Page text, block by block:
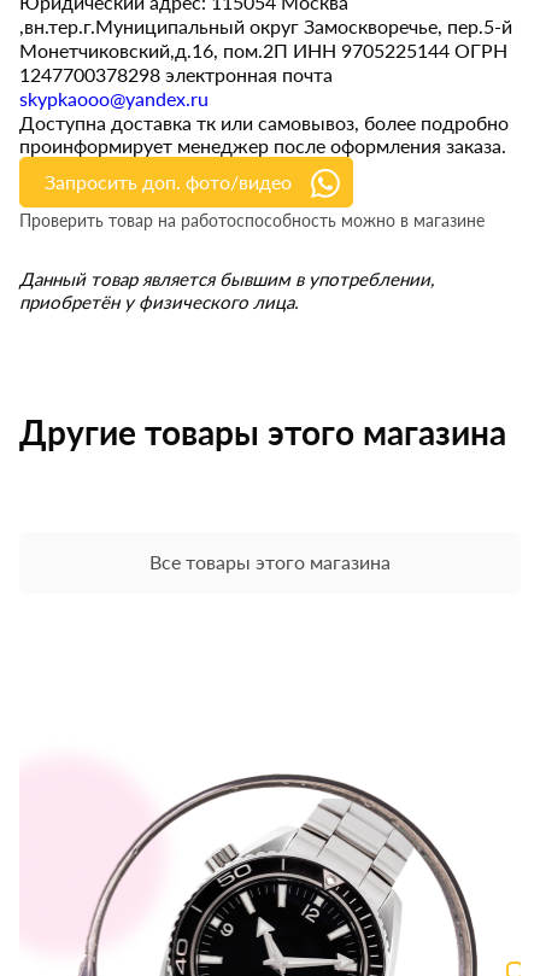
,вн.тер.г.Муниципальный округ Замоскворечье, пер.5-й
Монетчиковский,д.16, пом.2П ИНН 9705225144 ОГРН
1247700378298 электронная почта
skypkaooo@yandex.ru
Доступна доставка тк или самовывоз, более подробно
проинформирует менеджер после оформления заказа.
Запросить доп. фото/видео
Проверить товар на работоспособность можно в магазине
Данный товар является бывшим в употреблении,
приобретён у физического лица.
Другие товары этого магазина
Все товары этого магазина